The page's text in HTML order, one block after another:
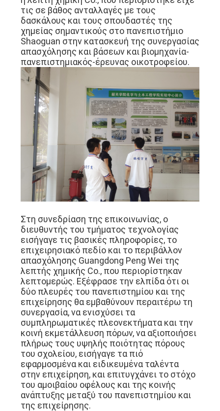
ΠΟΛΙΤΙΚΉ
ΑΠΟΡΡΉΤΟΥ
τις σε βάθος ανταλλαγές με τους
δασκάλους και τους σπουδαστές της
χημείας σημαντικούς στο πανεπιστήμιο
Shaoguan στην κατασκευή της συνεργασίας
απασχόλησης και βάσεων και βιομηχανία-
πανεπιστημιακός-έρευνας οικοτροφείου.
Στη συνεδρίαση της επικοινωνίας, ο
διευθυντής του τμήματος τεχνολογίας
εισήγαγε τις βασικές πληροφορίες, το
επιχειρησιακό πεδίο και το περιβάλλον
απασχόλησης Guangdong Peng Wei της
λεπτής χημικής Co., που περιορίστηκαν
λεπτομερώς. Εξέφρασε την ελπίδα ότι οι
δύο πλευρές του πανεπιστημίου και της
επιχείρησης θα εμβαθύνουν περαιτέρω τη
συνεργασία, να ενισχύσει τα
συμπληρωματικές πλεονεκτήματα και την
κοινή εκμετάλλευση πόρων, να αξιοποιήσει
πλήρως τους υψηλής ποιότητας πόρους
του σχολείου, εισήγαγε τα πιό
εφαρμοσμένα και ειδικευμένα ταλέντα
στην επιχείρηση, και επιτυγχάνει το στόχο
του αμοιβαίου οφέλους και της κοινής
ανάπτυξης μεταξύ του πανεπιστημίου και
της επιχείρησης.